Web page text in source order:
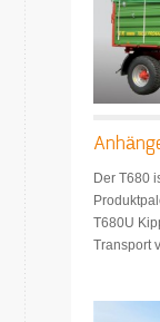
Der T680
T680U
Transport